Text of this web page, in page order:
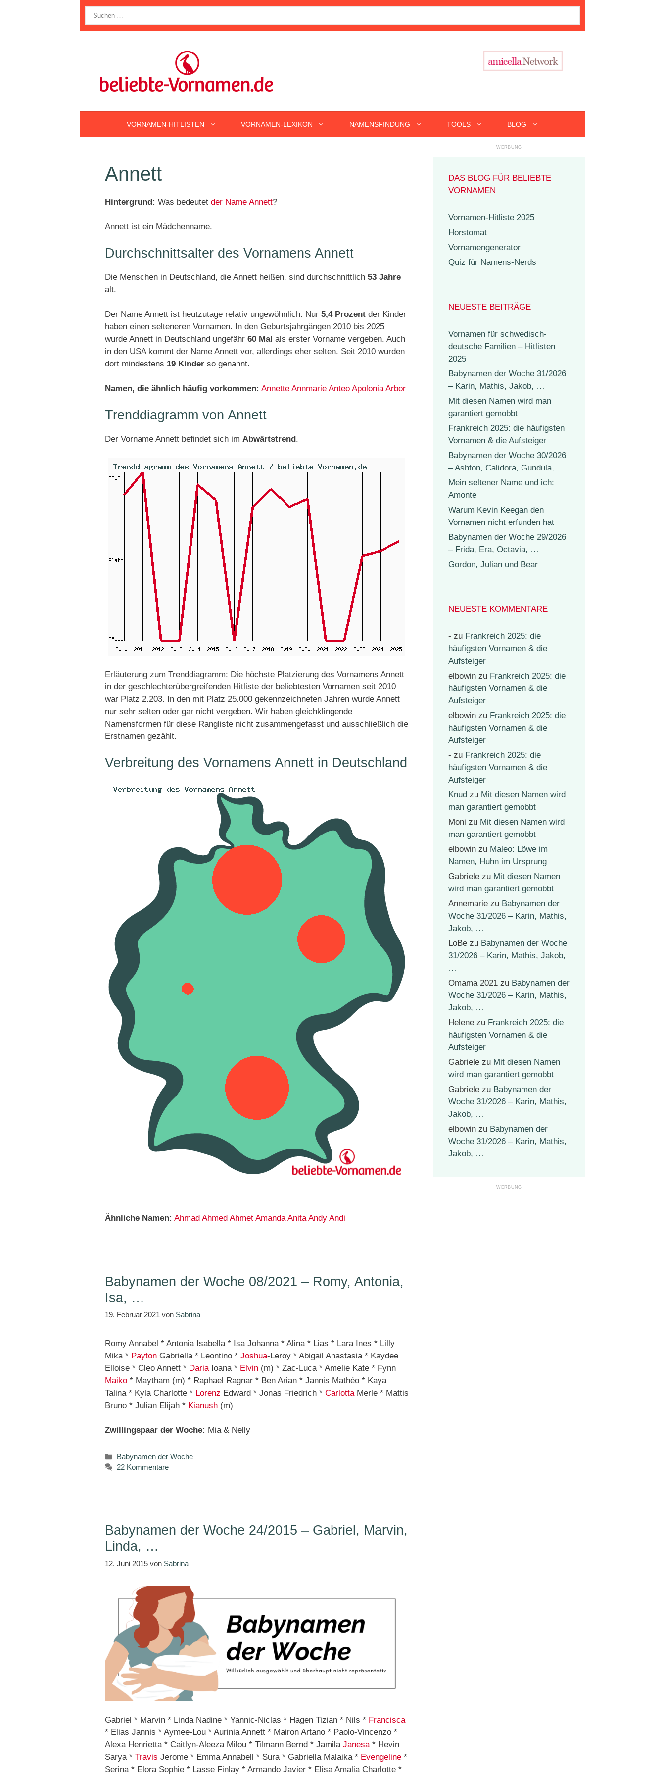
nach:
VORNAMEN-HITLISTEN VORNAMEN-LEXIKON NAMENSFINDUNG TOOLS BLOG
Annett
Hintergrund: Was bedeutet der Name Annett?
Annett ist ein Mädchenname.
Durchschnittsalter des Vornamens Annett
Die Menschen in Deutschland, die Annett heißen, sind durchschnittlich 53 Jahre
alt.
Der Name Annett ist heutzutage relativ ungewöhnlich. Nur 5,4 Prozent der Kinder
haben einen selteneren Vornamen. In den Geburtsjahrgängen 2010 bis 2025
wurde Annett in Deutschland ungefähr 60 Mal als erster Vorname vergeben. Auch
in den USA kommt der Name Annett vor, allerdings eher selten. Seit 2010 wurden
dort mindestens 19 Kinder so genannt.
Namen, die ähnlich häufig vorkommen: Annette Annmarie Anteo Apolonia Arbor
Trenddiagramm von Annett
Der Vorname Annett befindet sich im Abwärtstrend.
Erläuterung zum Trenddiagramm: Die höchste Platzierung des Vornamens Annett
in der geschlechterübergreifenden Hitliste der beliebtesten Vornamen seit 2010
war Platz 2.203. In den mit Platz 25.000 gekennzeichneten Jahren wurde Annett
nur sehr selten oder gar nicht vergeben. Wir haben gleichklingende
Namensformen für diese Rangliste nicht zusammengefasst und ausschließlich die
Erstnamen gezählt.
Verbreitung des Vornamens Annett in Deutschland
Ähnliche Namen: Ahmad Ahmed Ahmet Amanda Anita Andy Andi
Babynamen der Woche 08/2021 – Romy, Antonia,
Isa, …
19. Februar 2021 von Sabrina
Romy Annabel * Antonia Isabella * Isa Johanna * Alina * Lias * Lara Ines * Lilly
Mika * Payton Gabriella * Leontino * Joshua-Leroy * Abigail Anastasia * Kaydee
Elloise * Cleo Annett * Daria Ioana * Elvin (m) * Zac-Luca * Amelie Kate * Fynn
Maiko * Maytham (m) * Raphael Ragnar * Ben Arian * Jannis Mathéo * Kaya
Talina * Kyla Charlotte * Lorenz Edward * Jonas Friedrich * Carlotta Merle * Mattis
Bruno * Julian Elijah * Kianush (m)
Zwillingspaar der Woche: Mia & Nelly
Kategorien
Babynamen der Woche
22 Kommentare
Babynamen der Woche 24/2015 – Gabriel, Marvin,
Linda, …
12. Juni 2015 von Sabrina
Gabriel * Marvin * Linda Nadine * Yannic-Niclas * Hagen Tizian * Nils * Francisca
* Elias Jannis * Aymee-Lou * Aurinia Annett * Mairon Artano * Paolo-Vincenzo *
Alexa Henrietta * Caitlyn-Aleeza Milou * Tilmann Bernd * Jamila Janesa* Hevin
Sarya * Travis Jerome * Emma Annabell * Sura * Gabriella Malaika * Evengeline *
Serina * Elora Sophie * Lasse Finlay * Armando Javier * Elisa Amalia Charlotte *
DAS BLOG FÜR BELIEBTE
VORNAMEN
Vornamen-Hitliste 2025
Horstomat
Vornamengenerator
Quiz für Namens-Nerds
NEUESTE BEITRÄGE
Vornamen für schwedisch-
deutsche Familien – Hitlisten
2025
Babynamen der Woche 31/2026
– Karin, Mathis, Jakob, …
Mit diesen Namen wird man
garantiert gemobbt
Frankreich 2025: die häufigsten
Vornamen & die Aufsteiger
Babynamen der Woche 30/2026
– Ashton, Calidora, Gundula, …
Mein seltener Name und ich:
Amonte
Warum Kevin Keegan den
Vornamen nicht erfunden hat
Babynamen der Woche 29/2026
– Frida, Era, Octavia, …
Gordon, Julian und Bear
NEUESTE KOMMENTARE
- zu Frankreich 2025: die
häufigsten Vornamen & die
Aufsteiger
elbowin zu Frankreich 2025: die
häufigsten Vornamen & die
Aufsteiger
elbowin zu Frankreich 2025: die
häufigsten Vornamen & die
Aufsteiger
- zu Frankreich 2025: die
häufigsten Vornamen & die
Aufsteiger
Knud zu Mit diesen Namen wird
man garantiert gemobbt
Moni zu Mit diesen Namen wird
man garantiert gemobbt
elbowin zu Maleo: Löwe im
Namen, Huhn im Ursprung
Gabriele zu Mit diesen Namen
wird man garantiert gemobbt
Annemarie zu Babynamen der
Woche 31/2026 – Karin, Mathis,
Jakob, …
LoBe zu Babynamen der Woche
31/2026 – Karin, Mathis, Jakob,
…
Omama 2021 zu Babynamen der
Woche 31/2026 – Karin, Mathis,
Jakob, …
Helene zu Frankreich 2025: die
häufigsten Vornamen & die
Aufsteiger
Gabriele zu Mit diesen Namen
wird man garantiert gemobbt
Gabriele zu Babynamen der
Woche 31/2026 – Karin, Mathis,
Jakob, …
elbowin zu Babynamen der
Woche 31/2026 – Karin, Mathis,
Jakob, …